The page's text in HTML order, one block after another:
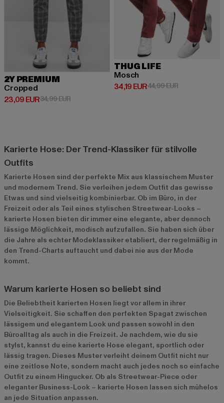
2Y PREMIUM
Cropped
23,09 EUR
Derzeitiger Preis: 23,09 EUR
34,99 EURAktionspreis: 34,99 EUR
THUG LIFE
Mosch
34,19 EUR
Derzeitiger Preis: 34,19 EUR
44,99 EURAktionspreis:
Karierte Hose: Der Trend-Klassiker für stilvolle
Outfits
Karierte Hosen sind der perfekte Mix aus klassischem Muster
und modernem Trend. Sie verleihen jedem Outfit das gewisse
Etwas und sind vielseitig kombinierbar. Ob im Büro, in der
Freizeit oder als Teil eines stylischen Streetwear-Looks –
karierte Hosen bieten dir immer eine elegante, aber dennoch
lässige Möglichkeit, modisch aufzufallen. Sie haben sich über
die Jahre als echter Modeklassiker etabliert, der regelmäßig in
den Trend-Charts auftaucht und dabei nie aus der Mode
kommt.
Warum karierte Hosen so beliebt sind
Die Beliebtheit karierten Hosen liegt vor allem in ihrer
Vielseitigkeit. Sie schaffen den perfekten Spagat zwischen
lässigem und elegantem Look und passen sowohl in den
Büroalltag als auch in die Freizeit. Je nachdem, wie du sie
stylst, kannst du eine karierte Hose elegant, sportlich oder
lässig tragen. Dieses Muster verleiht deinem Outfit nicht nur
eine zeitlose Note, sondern macht auch jedes noch so einfache
Outfit zu einem Hingucker. Ob als Streetwear-Piece oder
eleganter Business-Look – karierte Hosen lassen sich mühelos
an jede Situation anpassen.